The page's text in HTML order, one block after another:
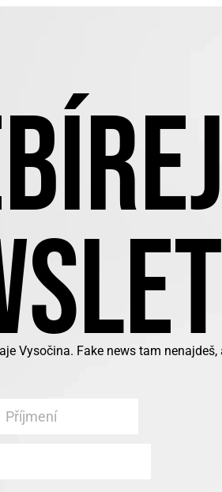
Vysočina. Fake news tam